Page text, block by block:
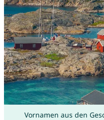
Vornamen aus den